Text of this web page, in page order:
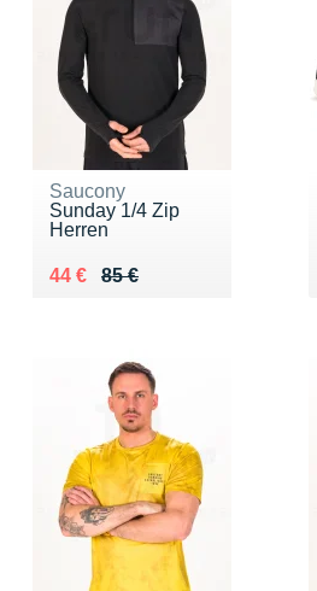
Saucony
Sunday 1/4 Zip
Herren
85 €
Au lieu de 85 €
44 €
Vendu 44 €